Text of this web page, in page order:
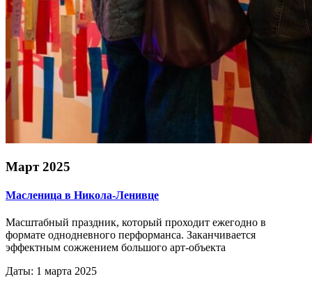
Март 2025
Масленица в Никола-Ленивце
Масштабный праздник, который проходит ежегодно в
формате однодневного перформанса. Заканчивается
эффектным сожжением большого арт-объекта
Даты: 1 марта 2025